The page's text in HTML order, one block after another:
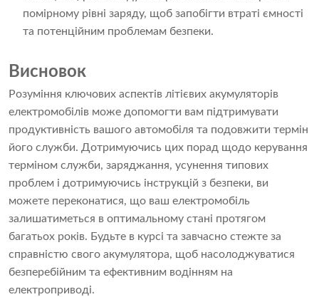
помірному рівні заряду, щоб запобігти втраті ємності
та потенційним проблемам безпеки.
Висновок
Розуміння ключових аспектів літієвих акумуляторів
електромобілів може допомогти вам підтримувати
продуктивність вашого автомобіля та подовжити термін
його служби. Дотримуючись цих порад щодо керування
терміном служби, заряджання, усунення типових
проблем і дотримуючись інструкцій з безпеки, ви
можете переконатися, що ваш електромобіль
залишатиметься в оптимальному стані протягом
багатьох років. Будьте в курсі та завчасно стежте за
справністю свого акумулятора, щоб насолоджуватися
безперебійним та ефективним водінням на
електроприводі.